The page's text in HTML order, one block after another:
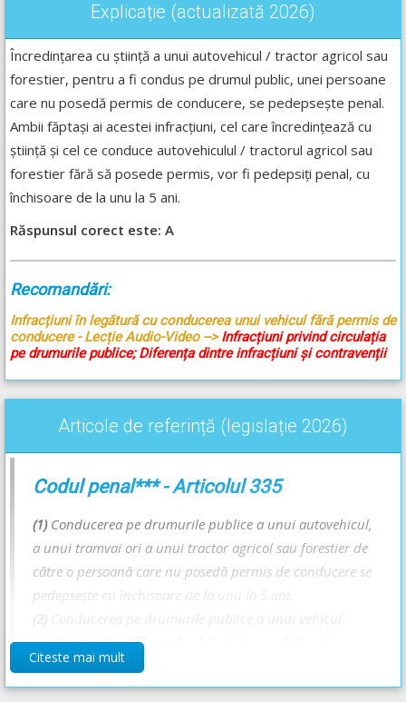
Explicație (actualizată 2026)
Încredințarea cu știință a unui autovehicul / tractor agricol sau
forestier, pentru a fi condus pe drumul public, unei persoane
care nu posedă permis de conducere, se pedepsește penal.
Ambii făptași ai acestei infracțiuni, cel care încredințează cu
știință și cel ce conduce autovehiculul / tractorul agricol sau
forestier fără să posede permis, vor fi pedepsiți penal, cu
închisoare de la unu la 5 ani.
Răspunsul corect este: A
Recomandări:
Infracțiuni în legătură cu conducerea unui vehicul fără permis de
conducere - Lecție Audio-Video -->Infracțiuni privind circulația
pe drumurile publice; Diferența dintre infracțiuni și contravenții
Articole de referință (legislație 2026)
Codul penal*** - Articolul 335
(1)Conducerea pe drumurile publice a unui autovehicul,
a unui tramvai ori a unui tractor agricol sau forestier de
către o persoană care nu posedă permis de conducere se
pedepsește cu închisoare de la unu la 5 ani.
pentru care legea prevede obligativitatea deținerii
permisului de conducere de către o persoană al cărei
permis de conducere este necorespunzător categoriei din
Citeste mai mult